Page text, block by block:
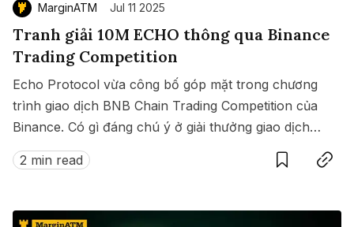
MarginATM Jul 11 2025
Tranh giải 10M ECHO thông qua Binance
Trading Competition
Echo Protocol vừa công bố góp mặt trong chương
trình giao dịch BNB Chain Trading Competition của
Binance. Có gì đáng chú ý ở giải thưởng giao dịch
này?
2 min read
SaveCopy link